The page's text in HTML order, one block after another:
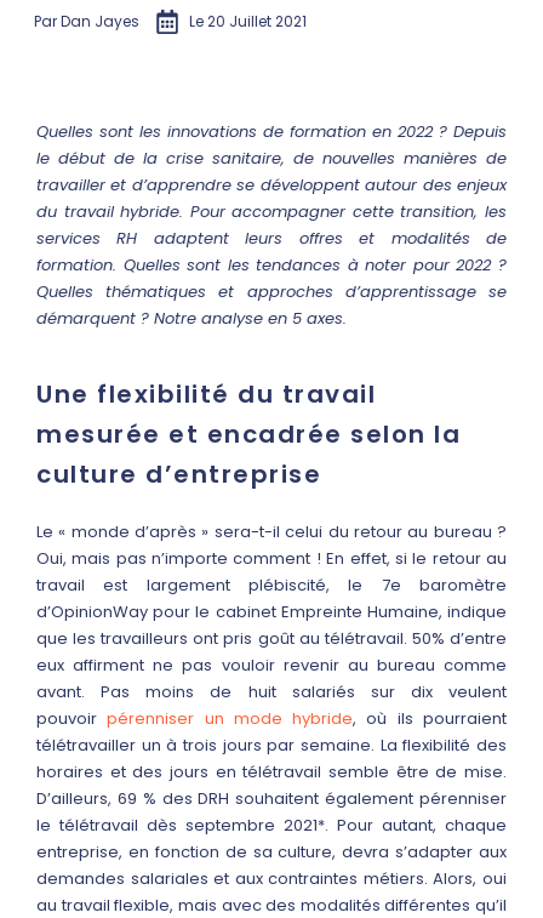
ParDan Jayes Le20 Juillet 2021
Quelles sont les innovations de formation en 2022 ? Depuis
le début de la crise sanitaire, de nouvelles manières de
travailler et d’apprendre se développent autour des enjeux
du travail hybride. Pour accompagner cette transition, les
services RH adaptent leurs offres et modalités de
formation. Quelles sont les tendances à noter pour 2022 ?
Quelles thématiques et approches d’apprentissage se
démarquent ? Notre analyse en 5 axes.
Une flexibilité du travail
mesurée et encadrée selon la
culture d’entreprise
Le « monde d’après » sera-t-il celui du retour au bureau ?
Oui, mais pas n’importe comment ! En effet, si le retour au
travail est largement plébiscité, le 7e baromètre
d’OpinionWay pour le cabinet Empreinte Humaine, indique
que les travailleurs ont pris goût au télétravail. 50% d’entre
eux affirment ne pas vouloir revenir au bureau comme
avant. Pas moins de huit salariés sur dix veulent
pouvoirpérenniser un mode hybride, où ils pourraient
télétravailler un à trois jours par semaine. La flexibilité des
horaires et des jours en télétravail semble être de mise.
D’ailleurs, 69 % des DRH souhaitent également pérenniser
le télétravail dès septembre 2021*. Pour autant, chaque
entreprise, en fonction de sa culture, devra s’adapter aux
demandes salariales et aux contraintes métiers. Alors, oui
au travail flexible, mais avec des modalités différentes qu’il